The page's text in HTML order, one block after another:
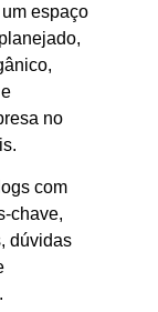
espaço
no
com
chave,
dúvidas